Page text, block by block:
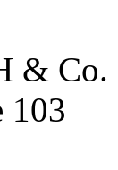
&
103